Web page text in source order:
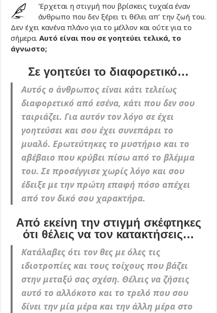
Έρχεται η στιγμή που βρίσκεις τυχαία έναν
άνθρωπο που δεν ξέρει τι θέλει απ’ την ζωή του.
Δεν έχει κανένα πλάνο για το μέλλον και ούτε για το
σήμερα.Αυτό είναι που σε γοητεύει τελικά, το
άγνωστο;
Σε γοητεύει το διαφορετικό…
Αυτός ο άνθρωπος είναι κάτι τελείως
διαφορετικό από εσένα, κάτι που δεν σου
ταιριάζει. Για αυτόν τον λόγο σε έχει
γοητεύσει και σου έχει συνεπάρει το
μυαλό. Ερωτεύτηκες το μυστήριο και το
αβέβαιο που κρύβει πίσω από το βλέμμα
του. Σε προσέγγισε χωρίς λόγο και σου
έδειξε με την πρώτη επαφή πόσο απέχει
από τον δικό σου χαρακτήρα.
Από εκείνη την στιγμή σκέφτηκες
ότι θέλεις να τον κατακτήσεις…
Κατάλαβες ότι τον θες με όλες τις
ιδιοτροπίες και τους τοίχους που βάζει
στην μεταξύ σας σχέση. Θέλεις να ζήσεις
αυτό το αλλόκοτο και το τρελό που σου
δίνει την μία μέρα και την άλλη μέρα στο